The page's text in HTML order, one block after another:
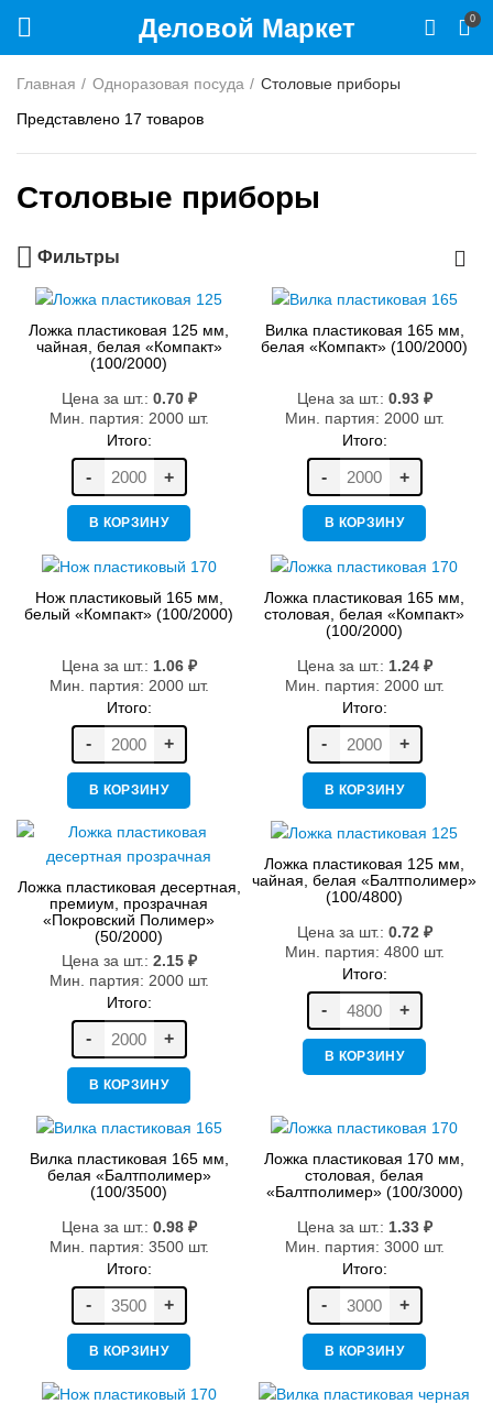
Деловой Маркет 0
Главная Одноразовая посуда
Столовые приборы
Представлено 17 товаров
Столовые приборы
Фильтры
Ложка пластиковая 125 мм,
чайная, белая «Компакт»
(100/2000)
Цена за шт.: 0.70 ₽
Мин. партия: 2000 шт.
Итого:
- +
В КОРЗИНУ
Вилка пластиковая 165 мм,
белая «Компакт» (100/2000)
Цена за шт.: 0.93 ₽
Мин. партия: 2000 шт.
Итого:
- +
В КОРЗИНУ
Нож пластиковый 165 мм,
белый «Компакт» (100/2000)
Цена за шт.: 1.06 ₽
Мин. партия: 2000 шт.
Итого:
- +
В КОРЗИНУ
Ложка пластиковая 165 мм,
столовая, белая «Компакт»
(100/2000)
Цена за шт.: 1.24 ₽
Мин. партия: 2000 шт.
Итого:
- +
В КОРЗИНУ
Ложка пластиковая десертная,
премиум, прозрачная
«Покровский Полимер»
(50/2000)
Цена за шт.: 2.15 ₽
Мин. партия: 2000 шт.
Итого:
- +
В КОРЗИНУ
Ложка пластиковая 125 мм,
чайная, белая «Балтполимер»
(100/4800)
Цена за шт.: 0.72 ₽
Мин. партия: 4800 шт.
Итого:
- +
В КОРЗИНУ
Вилка пластиковая 165 мм,
белая «Балтполимер»
(100/3500)
Цена за шт.: 0.98 ₽
Мин. партия: 3500 шт.
Итого:
- +
В КОРЗИНУ
Ложка пластиковая 170 мм,
столовая, белая
«Балтполимер» (100/3000)
Цена за шт.: 1.33 ₽
Мин. партия: 3000 шт.
Итого:
- +
В КОРЗИНУ